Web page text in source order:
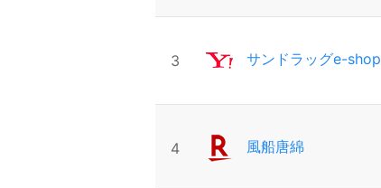
3 サンドラッグe-shop
4 風船唐綿